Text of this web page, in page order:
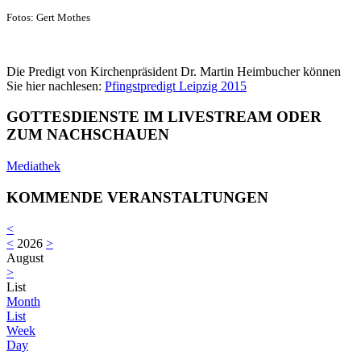
Fotos: Gert Mothes
Die Predigt von Kirchenpräsident Dr. Martin Heimbucher können
Sie hier nachlesen: Pfingstpredigt Leipzig 2015
GOTTESDIENSTE IM LIVESTREAM ODER
ZUM NACHSCHAUEN
Mediathek
KOMMENDE VERANSTALTUNGEN
<
< 2026 >
August
>
List
Month
List
Week
Day